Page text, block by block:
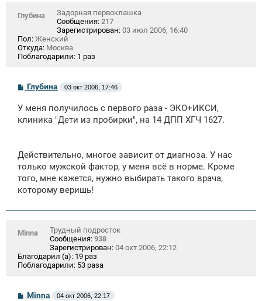
Глубина
Задорная первоклашка
Сообщения: 217
Зарегистрирован: 03 июл 2006, 16:40
Пол: Женский
Откуда: Москва
Поблагодарили: 1 раз
С
б
щ
Глубина 03 окт 2006, 17:46
У меня получилось с первого раза - ЭКО+ИКСИ,
клиника "Дети из пробирки", на 14 ДПП ХГЧ 1627.
Действительно, многое зависит от диагноза. У нас
только мужской фактор, у меня всё в норме. Кроме
того, мне кажется, нужно выбирать такого врача,
которому веришь!
Minna
Трудный подросток
Сообщения: 938
Зарегистрирован: 04 окт 2006, 22:12
Благодарил (а): 19 раз
Поблагодарили: 53 раза
СMinna 04 окт 2006, 22:17